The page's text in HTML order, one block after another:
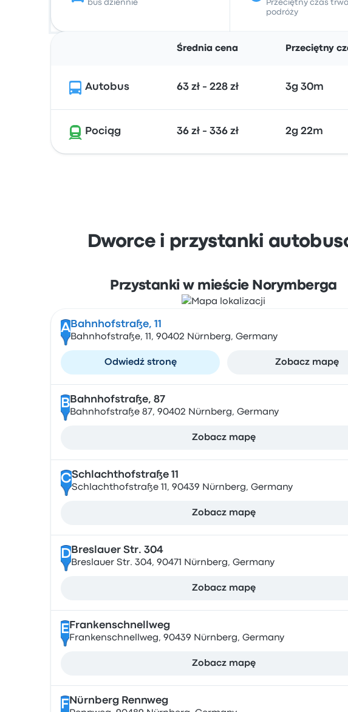
bus dziennie
Przeciętny czas
podróży
Średnia cena Przeciętny
Autobus 63 zł - 228 zł 3g 30m
Pociąg 36 zł - 336 zł 2g 22m
Dworce i przystanki
Przystanki w mieście Norymberga
A Bahnhofstraße, 11
Bahnhofstraße, 11, 90402 Nürnberg, Germany
Odwiedź stronę Zobacz mapę
B Bahnhofstraße, 87
Bahnhofstraße 87, 90402 Nürnberg, Germany
Zobacz mapę
CSchlachthofstraße 11
Schlachthofstraße 11, 90439 Nürnberg, Germany
Zobacz mapę
DBreslauer Str. 304
Breslauer Str. 304, 90471 Nürnberg, Germany
Zobacz mapę
E Frankenschnellweg
Frankenschnellweg, 90439 Nürnberg, Germany
Zobacz mapę
F Nürnberg Rennweg